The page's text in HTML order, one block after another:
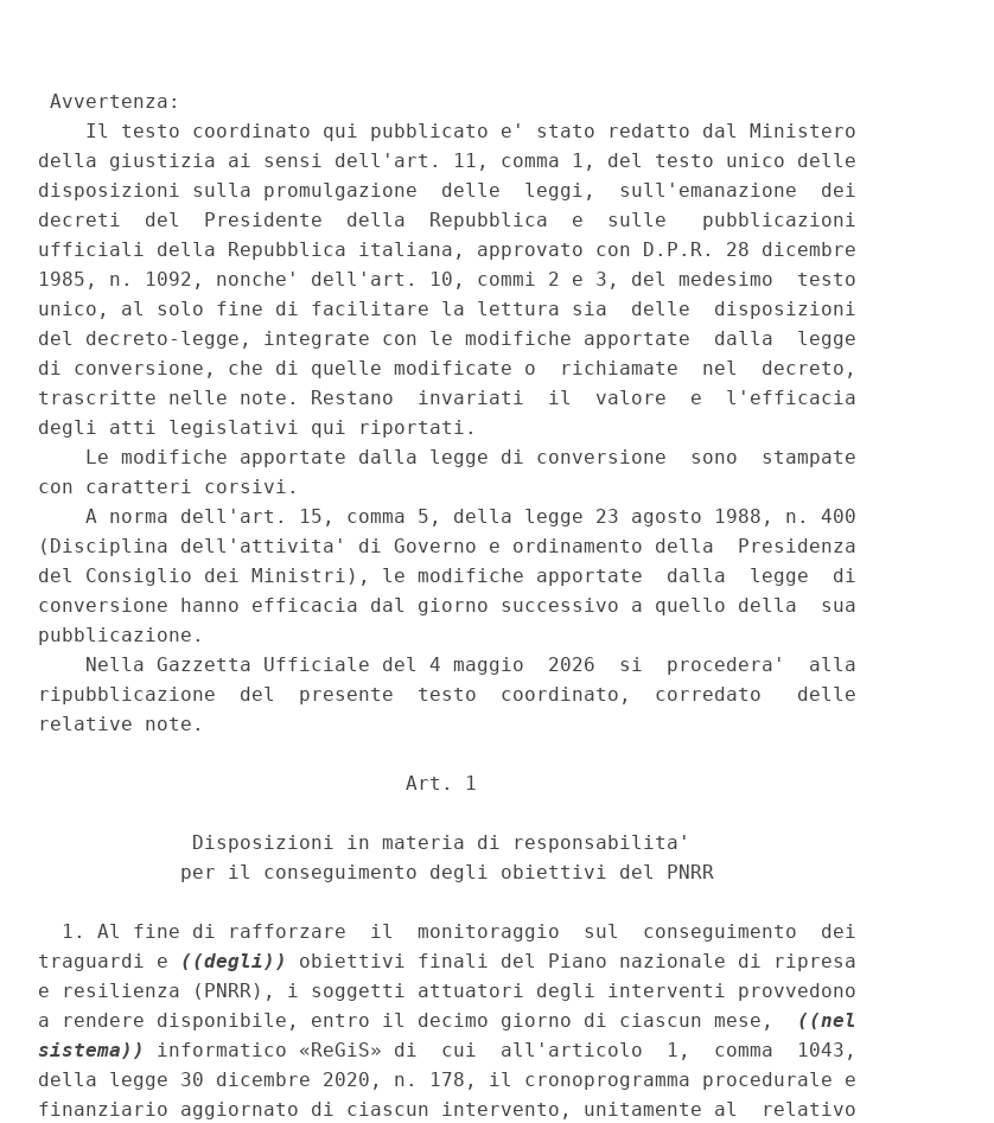
Avvertenza:
    Il testo coordinato qui pubblicato e' stato redatto dal Ministero
della giustizia ai sensi dell'art. 11, comma 1, del testo unico delle
disposizioni sulla promulgazione  delle  leggi,  sull'emanazione  dei
decreti  del  Presidente  della  Repubblica  e  sulle   pubblicazioni
ufficiali della Repubblica italiana, approvato con D.P.R. 28 dicembre
1985, n. 1092, nonche' dell'art. 10, commi 2 e 3, del medesimo  testo
unico, al solo fine di facilitare la lettura sia  delle  disposizioni
del decreto-legge, integrate con le modifiche apportate  dalla  legge
di conversione, che di quelle modificate o  richiamate  nel  decreto,
trascritte nelle note. Restano  invariati  il  valore  e  l'efficacia
degli atti legislativi qui riportati.
    Le modifiche apportate dalla legge di conversione  sono  stampate
con caratteri corsivi.
    A norma dell'art. 15, comma 5, della legge 23 agosto 1988, n. 400
(Disciplina dell'attivita' di Governo e ordinamento della  Presidenza
del Consiglio dei Ministri), le modifiche apportate  dalla  legge  di
conversione hanno efficacia dal giorno successivo a quello della  sua
pubblicazione.
    Nella Gazzetta Ufficiale del 4 maggio  2026  si  procedera'  alla
ripubblicazione  del  presente  testo  coordinato,  corredato   delle
relative note.
                               Art. 1
             Disposizioni in materia di responsabilita'
            per il conseguimento degli obiettivi del PNRR
  1. Al fine di rafforzare  il  monitoraggio  sul  conseguimento  dei
traguardi e ((degli))
obiettivi finali del Piano nazionale di ripresa
e resilienza (PNRR), i soggetti attuatori degli interventi provvedono
a rendere disponibile, entro il decimo giorno di ciascun mese, ((nel
sistema))
informatico «ReGiS» di  cui  all'articolo  1,  comma  1043,
della legge 30 dicembre 2020, n. 178, il cronoprogramma procedurale e
finanziario aggiornato di ciascun intervento, unitamente al  relativo